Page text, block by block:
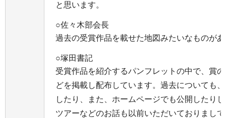
と思います。
○佐々木部会長
過去の受賞作品を載せた地図みたいなものが
○塚田書記
受賞作品を紹介するパンフレットの中で、賞
どを掲載し配布しています。過去についても
したり、また、ホームページでも公開したり
ツアーなどのお話も以前いただいておりまし